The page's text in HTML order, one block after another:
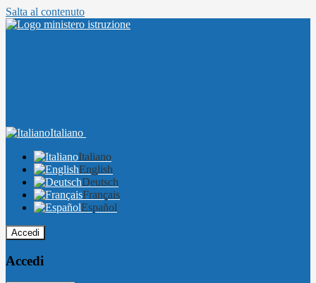
Salta al contenuto
Italiano
Italiano
English
Deutsch
Français
Español
Accedi
Accedi